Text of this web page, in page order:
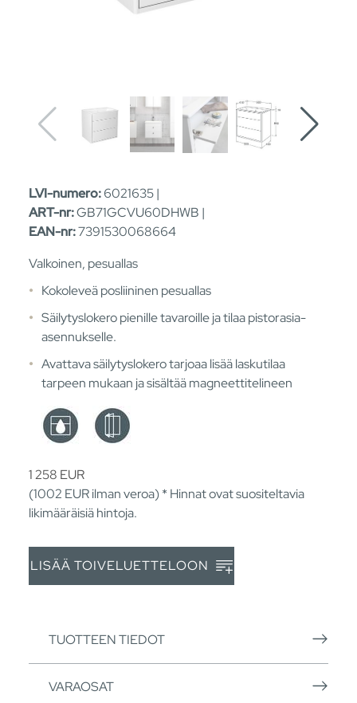
LVI-numero:6021635 |
ART-nr:GB71GCVU60DHWB |
EAN-nr:7391530068664
Valkoinen, pesuallas
Kokoleveä posliininen pesuallas
Säilytyslokero pienille tavaroille ja tilaa pistorasia-
asennukselle.
Avattava säilytyslokero tarjoaa lisää laskutilaa
tarpeen mukaan ja sisältää magneettitelineen
1 258 EUR
(1002 EURilman veroa) * Hinnat ovat suositeltavia
likimääräisiä hintoja.
LISÄÄ TOIVELUETTELOON
TUOTTEEN TIEDOT
VARAOSAT